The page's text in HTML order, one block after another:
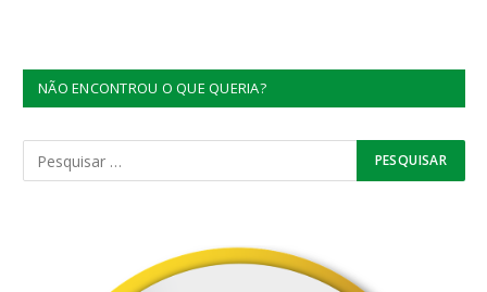
NÃO ENCONTROU O QUE QUERIA?